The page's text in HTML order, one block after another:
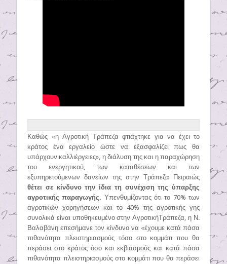
Καθώς «η Αγροτική Τράπεζα φτιάχτηκε για να έχει το
κράτος ένα εργαλείο ώστε να εξασφαλίζει πως θα
υπάρχουν καλλιέργειες», η διάλυση της και η παραχώρηση
του ενεργητικού, των καταθέσεων και των
εξυπηρετούμενων δανείων της στην Τράπεζα Πειραιώς
θέτει σε κίνδυνο την ίδια τη συνέχιση της ύπαρξης
αγροτικής παραγωγής. Υπενθυμίζοντας ότι το 70% των
αγροτικών χορηγήσεων και το 40% της αγροτικής γης
συνολικά είναι υποθηκευμένο στην ΑγροτικήΤράπεζα, η Ν.
Βαλαβάνη επεσήμανε τον κίνδυνο να «έχουμε κατά πάσα
πιθανότητα πλειστηριασμούς τόσο στο κομμάτι που θα
περάσει στο κράτος όσο και εκβιασμούς και κατά πάσα
πιθανότητα πλειστηριασμούς στο κομμάτι που θα περάσει